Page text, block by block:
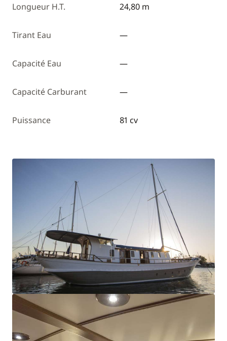
Longueur H.T. 24,80 m
Tirant Eau —
Capacité Eau —
Capacité Carburant —
Puissance 81 cv